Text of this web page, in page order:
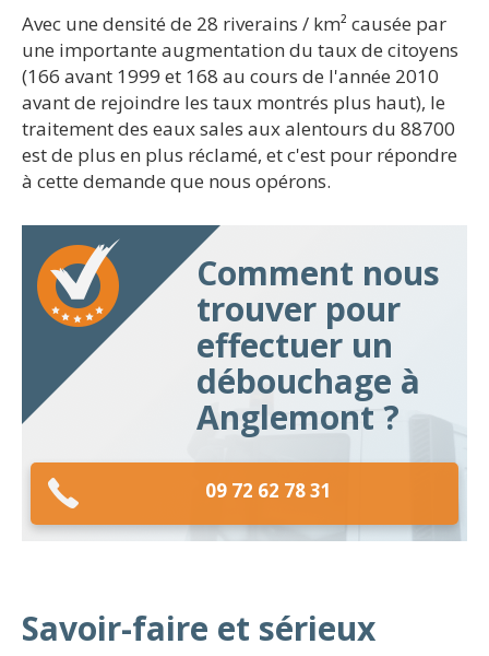
Avec une densité de 28 riverains / km² causée par
une importante augmentation du taux de citoyens
(166 avant 1999 et 168 au cours de l'année 2010
avant de rejoindre les taux montrés plus haut), le
traitement des eaux sales aux alentours du 88700
est de plus en plus réclamé, et c'est pour répondre
à cette demande que nous opérons.
Comment nous
trouver pour
effectuer un
débouchage à
Anglemont ?
09 72 62 78 31
Savoir-faire et sérieux